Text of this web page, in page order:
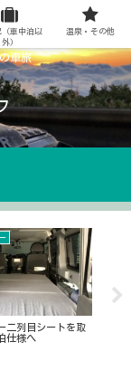
車旅
二列目シートを取
仕様へ
（車中泊以
外）
温泉・その他